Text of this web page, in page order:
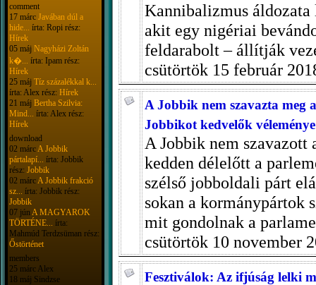
comment
17 márc Javában dúl a
hide...
írta: Ropi rész:
Hírek
05 máj Nagyházi Zoltán
k�...
írta: Ipam rész:
Hírek
25 máj Tíz százalékkal k...
írta: Alex rész: Hírek
21 máj Bertha Szilvia:
Mind...
írta: Alex rész:
Hírek
download
02 márc A Jobbik
pártalapí...
írta: Jobbik
rész: Jobbik
02 márc A Jobbik frakció
sz...
írta: Jobbik rész:
Jobbik
07 jún A MAGYAROK
TÖRTÉNE...
írta:
Mahmúd Terdzsüman rész:
Őstörténet
members
25 márc Alex
18 máj Sindzse
Kannibalizmus áldozata
akit egy nigériai
feldarabolt – állítják
csütörtök 15 február
A Jobbik nem szavazta meg
Jobbikot kedvelők véleménye
A Jobbik nem
kedden délelőtt a
szélső jobboldali párt
sokan a kormánypártok
mit gondolnak a
csütörtök 10 november
Fesztiválok: Az ifjúság lelki